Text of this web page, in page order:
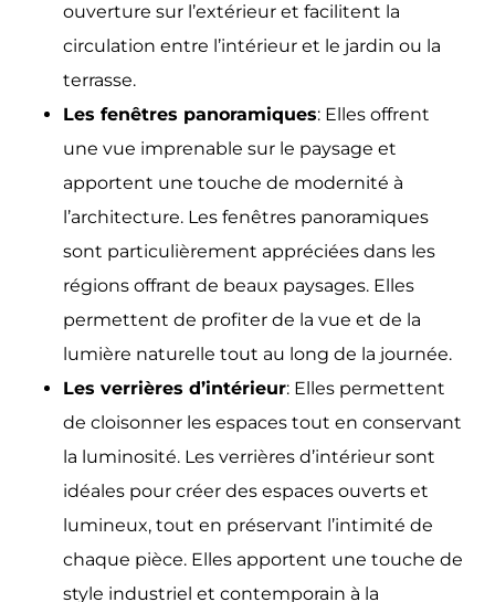
ouverture sur l’extérieur et facilitent la
circulation entre l’intérieur et le jardin ou la
terrasse.
Les fenêtres panoramiques: Elles offrent
une vue imprenable sur le paysage et
apportent une touche de modernité à
l’architecture. Les fenêtres panoramiques
sont particulièrement appréciées dans les
régions offrant de beaux paysages. Elles
permettent de profiter de la vue et de la
lumière naturelle tout au long de la journée.
Les verrières d’intérieur: Elles permettent
de cloisonner les espaces tout en conservant
la luminosité. Les verrières d’intérieur sont
idéales pour créer des espaces ouverts et
lumineux, tout en préservant l’intimité de
chaque pièce. Elles apportent une touche de
style industriel et contemporain à la